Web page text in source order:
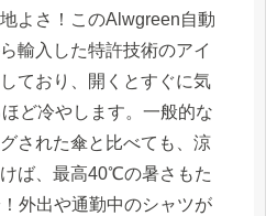
よさ！このAlwgreen自動
輸入した特許技術のアイ
ており、開くとすぐに気
ど冷やします。一般的な
された傘と比べても、涼
ば、最高40℃の暑さもた
外出や通勤中のシャツが